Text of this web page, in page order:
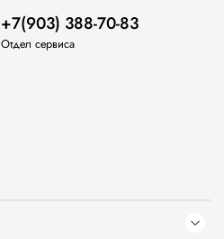
+7(903) 388-70-83
Отдел сервиса